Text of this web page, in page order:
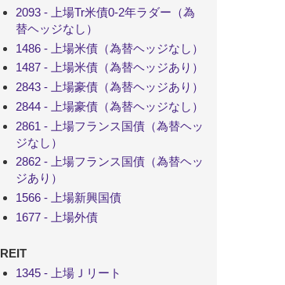
2093 - 上場Tr米債0-2年ラダー（為
替ヘッジなし）
1486 - 上場米債（為替ヘッジなし）
1487 - 上場米債（為替ヘッジあり）
2843 - 上場豪債（為替ヘッジあり）
2844 - 上場豪債（為替ヘッジなし）
2861 - 上場フランス国債（為替ヘッ
ジなし）
2862 - 上場フランス国債（為替ヘッ
ジあり）
1566 - 上場新興国債
1677 - 上場外債
REIT
1345 - 上場Ｊリート